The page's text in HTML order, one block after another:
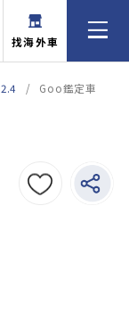
找海外車
2.4 Goo鑑定車